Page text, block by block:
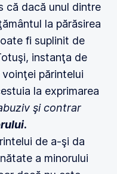
că dacă unul dintre
la părăsirea
fi suplinit de
instanţa de
părintelui
la exprimarea
şi contrar
.
de a-şi da
a minorului